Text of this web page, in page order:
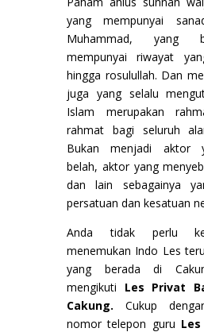
yang mempunyai
Muhammad, yang
mempunyai riwayat
hingga rosulullah. Dan
juga yang selalu
Islam merupakan
rahmat bagi seluruh
Bukan menjadi aktor
belah, aktor yang
dan lain sebagainya
persatuan dan kesatuan
Anda tidak perlu
menemukan Indo Les
yang berada di
mengikuti Les Privat
Cakung. Cukup
nomor telepon guru